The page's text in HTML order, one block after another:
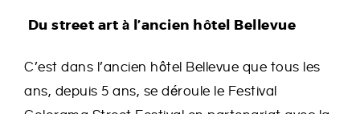
Du street art à l’ancien hôtel Bellevue
C’est dans l’ancien hôtel Bellevue que tous les
ans, depuis 5 ans, se déroule le Festival